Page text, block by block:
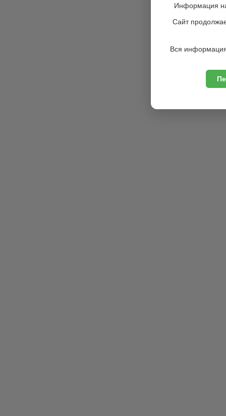
Информация
Сайт
Вся